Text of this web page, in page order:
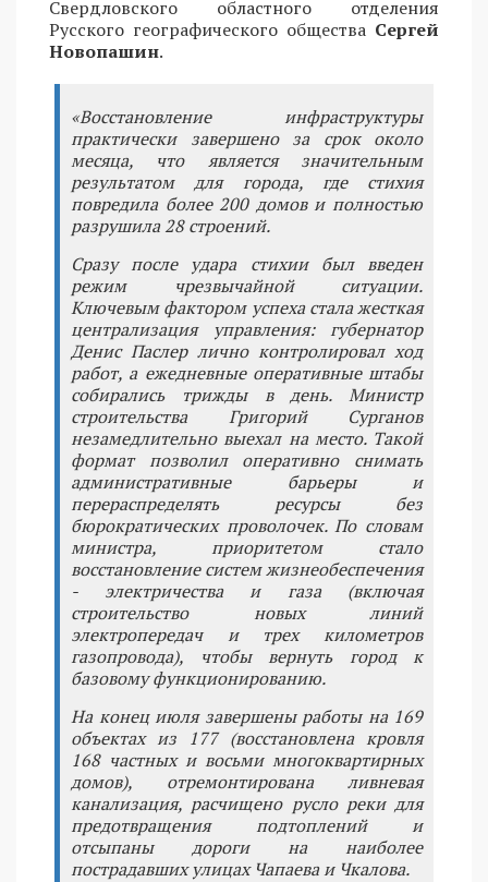
Свердловского областного отделения
Русского географического общества Сергей
Новопашин.
«Восстановление инфраструктуры
практически завершено за срок около
месяца, что является значительным
результатом для города, где стихия
повредила более 200 домов и полностью
разрушила 28 строений.
Сразу после удара стихии был введен
режим чрезвычайной ситуации.
Ключевым фактором успеха стала жесткая
централизация управления: губернатор
Денис Паслер лично контролировал ход
работ, а ежедневные оперативные штабы
собирались трижды в день. Министр
строительства Григорий Сурганов
незамедлительно выехал на место. Такой
формат позволил оперативно снимать
административные барьеры и
перераспределять ресурсы без
бюрократических проволочек. По словам
министра, приоритетом стало
восстановление систем жизнеобеспечения
- электричества и газа (включая
строительство новых линий
электропередач и трех километров
газопровода), чтобы вернуть город к
базовому функционированию.
На конец июля завершены работы на 169
объектах из 177 (восстановлена кровля
168 частных и восьми многоквартирных
домов), отремонтирована ливневая
канализация, расчищено русло реки для
предотвращения подтоплений и
отсыпаны дороги на наиболее
пострадавших улицах Чапаева и Чкалова.